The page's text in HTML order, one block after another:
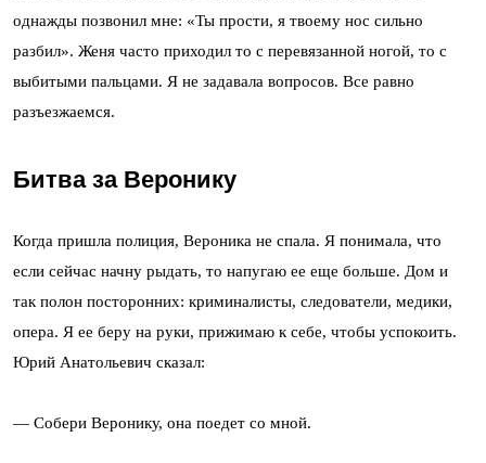
однажды позвонил мне: «Ты прости, я твоему нос сильно
разбил». Женя часто приходил то с перевязанной ногой, то с
выбитыми пальцами. Я не задавала вопросов. Все равно
разъезжаемся.
Битва за Веронику
Когда пришла полиция, Вероника не спала. Я понимала, что
если сейчас начну рыдать, то напугаю ее еще больше. Дом и
так полон посторонних: криминалисты, следователи, медики,
опера. Я ее беру на руки, прижимаю к себе, чтобы успокоить.
Юрий Анатольевич сказал:
— Собери Веронику, она поедет со мной.